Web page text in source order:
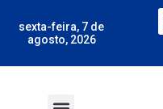
sexta-feira, 7 de
agosto, 2026